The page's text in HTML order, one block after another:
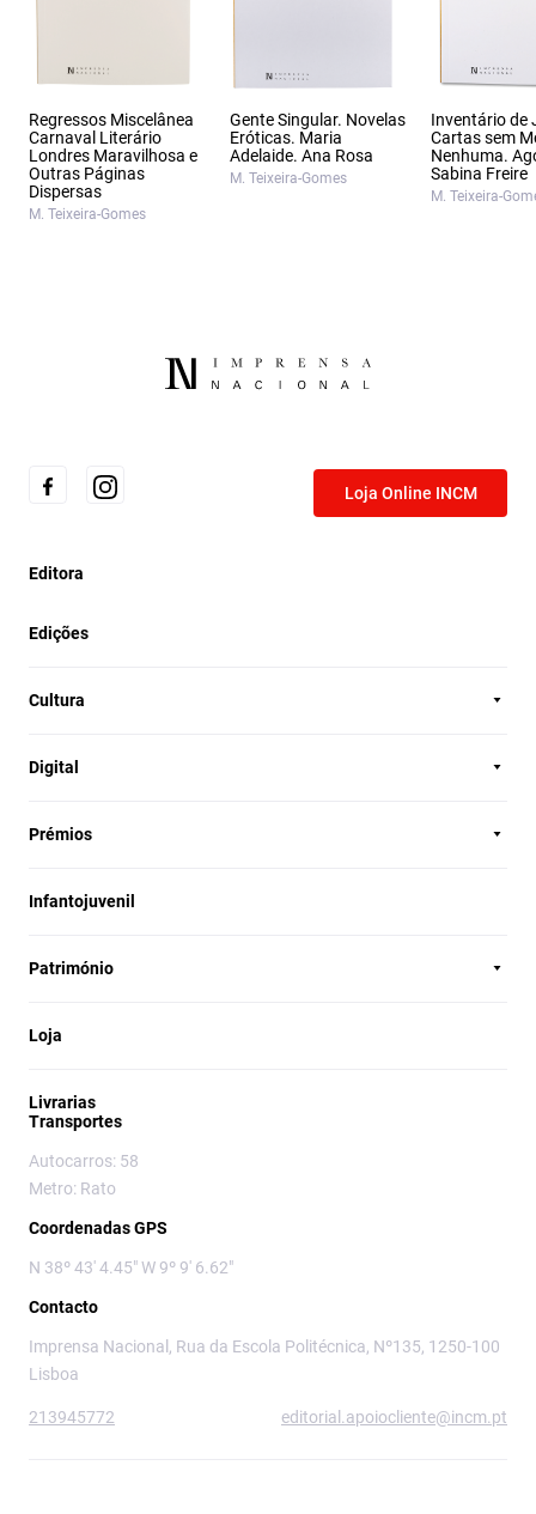
Regressos Miscelânea
Carnaval Literário
Londres Maravilhosa e
Outras Páginas
Dispersas
M. Teixeira-Gomes
Gente Singular. Novelas
Eróticas. Maria
Adelaide. Ana Rosa
M. Teixeira-Gomes
Inventário de
Cartas sem
Nenhuma.
Sabina Freire
M. Teixeira-
Loja Online INCM
Editora
Edições
Cultura
Digital
Prémios
Infantojuvenil
Património
Loja
Livrarias
Transportes
Autocarros: 58
Metro: Rato
Coordenadas GPS
N 38º 43' 4.45" W 9º 9' 6.62"
Contacto
Imprensa Nacional, Rua da Escola Politécnica, Nº135, 1250-100
Lisboa
213945772 editorial.apoiocliente@incm.pt